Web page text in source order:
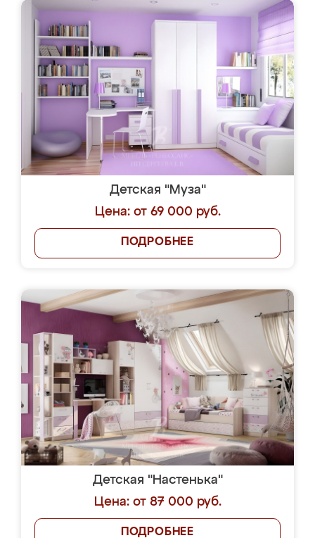
Детская "Муза"
Цена: от 69 000 руб.
ПОДРОБНЕЕ
Детская "Настенька"
Цена: от 87 000 руб.
ПОДРОБНЕЕ